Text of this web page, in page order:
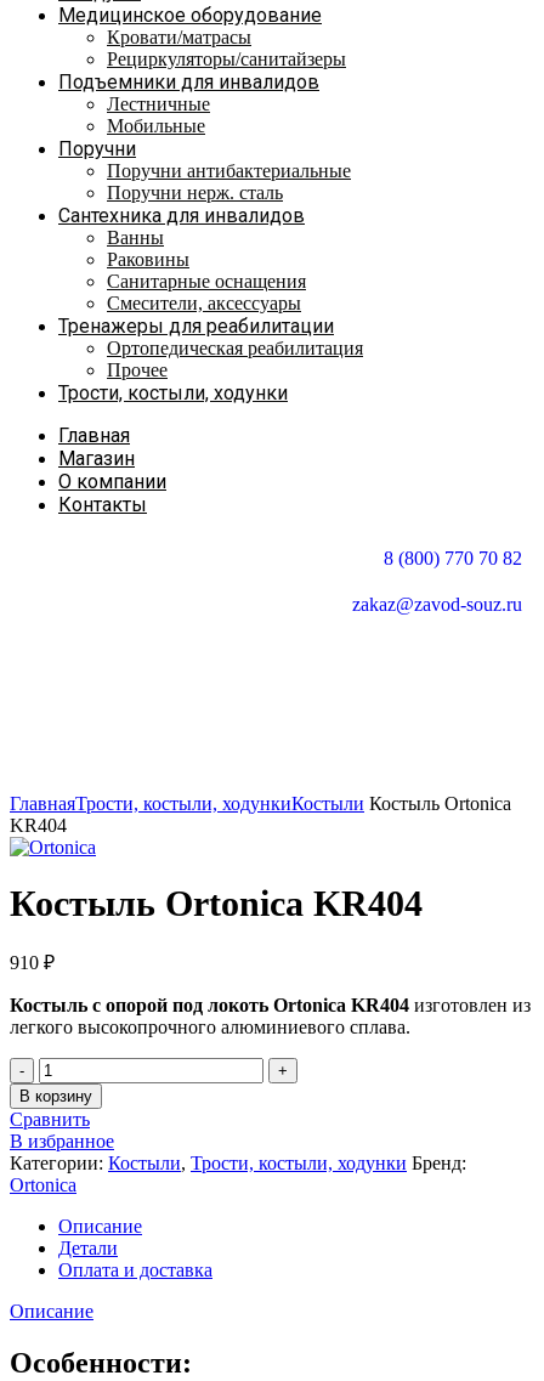
Медицинское оборудование
Кровати/матрасы
Рециркуляторы/санитайзеры
Подъемники для инвалидов
Лестничные
Мобильные
Поручни
Поручни антибактериальные
Поручни нерж. сталь
Сантехника для инвалидов
Ванны
Раковины
Санитарные оснащения
Смесители, аксессуары
Тренажеры для реабилитации
Ортопедическая реабилитация
Прочее
Трости, костыли, ходунки
Главная
Магазин
О компании
Контакты
8 (800) 770 70 82
zakaz@zavod-souz.ru
ГлавнаяТрости, костыли, ходункиКостыли Костыль Ortonica
KR404
Костыль Ortonica KR404
910 ₽
Костыль с опорой под локоть Ortonica KR404 изготовлен из
легкого высокопрочного алюминиевого сплава.
В корзину
Сравнить
В избранное
Категории: Костыли, Трости, костыли, ходунки Бренд:
Ortonica
Описание
Детали
Оплата и доставка
Описание
Особенности: